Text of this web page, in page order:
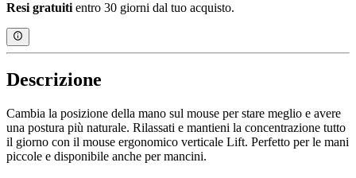
Resi gratuiti entro 30 giorni dal tuo acquisto.
Descrizione
Cambia la posizione della mano sul mouse per stare meglio e avere
una postura più naturale. Rilassati e mantieni la concentrazione tutto
il giorno con il mouse ergonomico verticale Lift. Perfetto per le mani
piccole e disponibile anche per mancini.